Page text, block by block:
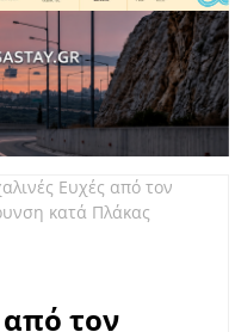
Ευχές από τον
κατά Πλάκας
τον